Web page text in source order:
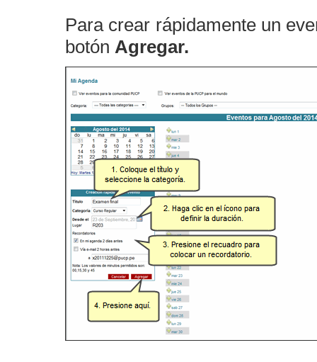
Para crear rápidamente un
botón Agregar.